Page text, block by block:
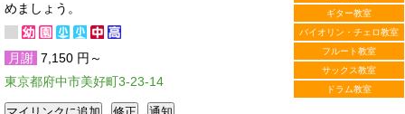
ギター教室
バイオリン・チェロ教室
フルート教室
サックス教室
ドラム教室
めましょう。
月謝 7,150 円～
東京都府中市美好町3-23-14